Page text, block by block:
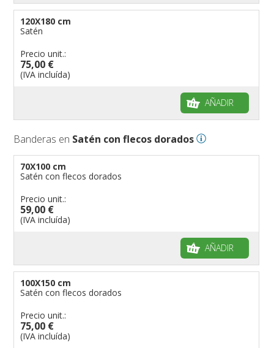
120X180 cm
Satén
Precio unit.:
75,00 €
(IVA incluída)
AÑADIR
Banderas en Satén con flecos dorados
70X100 cm
Satén con flecos dorados
Precio unit.:
59,00 €
(IVA incluída)
AÑADIR
100X150 cm
Satén con flecos dorados
Precio unit.:
75,00 €
(IVA incluída)